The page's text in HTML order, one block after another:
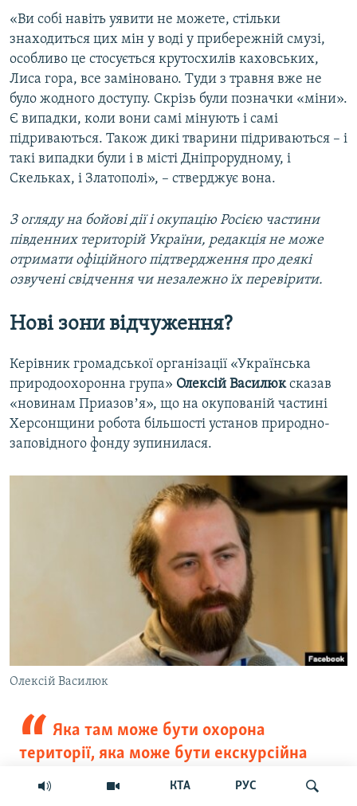
КТА РУС
«Ви собі навіть уявити не можете, стільки
знаходиться цих мін у воді у прибережній смузі,
особливо це стосується крутосхилів каховських,
Лиса гора, все заміновано. Туди з травня вже не
було жодного доступу. Скрізь були позначки «міни».
Є випадки, коли вони самі мінують і самі
підриваються. Також дикі тварини підриваються – і
такі випадки були і в місті Дніпрорудному, і
Скельках, і Златополі», – стверджує вона.
З огляду на бойові дії і окупацію Росією частини
південних територій України, редакція не може
отримати офіційного підтвердження про деякі
озвучені свідчення чи незалежно їх перевірити.
Нові зони відчуження?
Керівник громадської організації «Українська
природоохоронна група» Олексій Василюксказав
«новинам Приазовʼя», що на окупованій частині
Херсонщини робота більшості установ природно-
заповідного фонду зупинилася.
Олексій Василюк
Яка там може бути охорона
території, яка може бути екскурсійна
діяльність та наукові дослідження.